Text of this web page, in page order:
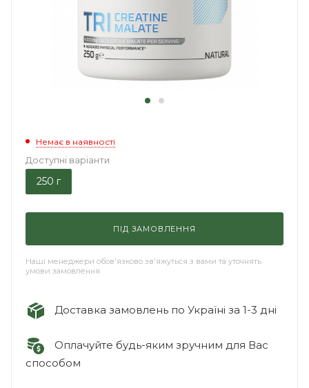
Немає в наявності
Доступні варіанти
250 г
ПІД ЗАМОВЛЕННЯ
Наші менеджери обов'язково зв'яжуться з вами та уточнять
умови замовлення
Доставка замовлень по Україні за 1-3 дні
Оплачуйте будь-яким зручним для Вас
способом